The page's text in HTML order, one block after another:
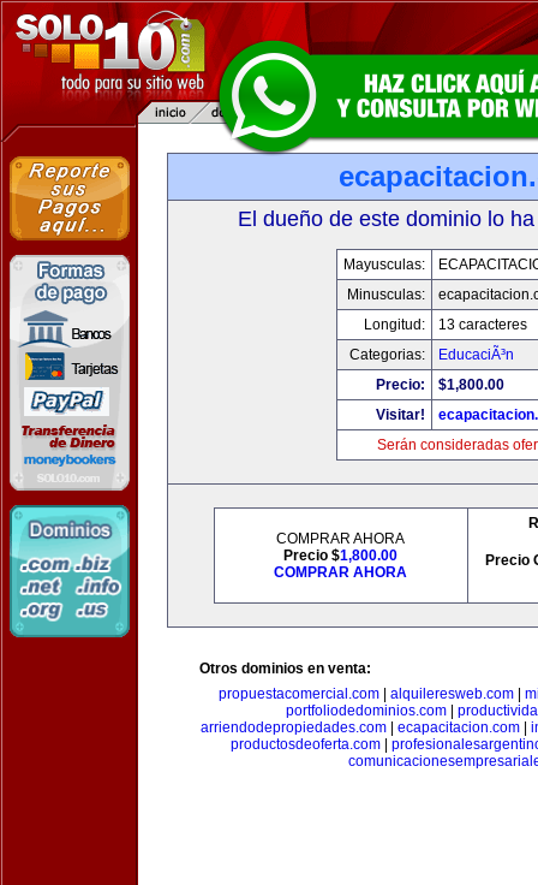
El dueño de este dominio lo
Mayusculas:
Minusculas:
Longitud:
13 caracteres
Categorias:
EducaciÃ³n
Precio:
$1,800.00
Visitar!
Serán consideradas
COMPRAR AHORA
Precio $1,800.00
COMPRAR AHORA
Precio
Otros dominios en venta:
propuestacomercial.com
alquileresweb.com
portfoliodedominios.com
arriendodepropiedades.com| ecapacitacion.com|
productosdeoferta.com|